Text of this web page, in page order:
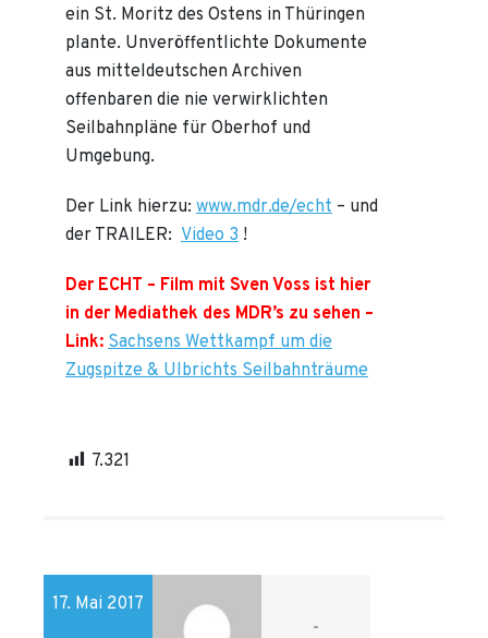
ein St. Moritz des Ostens in Thüringen
plante. Unveröffentlichte Dokumente
aus mitteldeutschen Archiven
offenbaren die nie verwirklichten
Seilbahnpläne für Oberhof und
Umgebung.
Der Link hierzu: www.mdr.de/echt – und
der TRAILER: Video 3 !
Der ECHT – Film mit Sven Voss ist hier
in der Mediathek des MDR’s zu sehen –
Link: Sachsens Wettkampf um die
Zugspitze & Ulbrichts Seilbahnträume
7.321
17. Mai 2017
-